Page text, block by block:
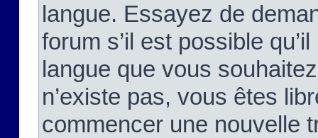
langue. Essayez de
forum s’il est possible
langue que vous
n’existe pas, vous êtes
commencer une nouvelle